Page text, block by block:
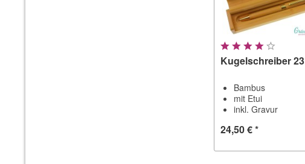
Kugelschreiber 23
Bambus
mit Etui
inkl. Gravur
24,50 € *